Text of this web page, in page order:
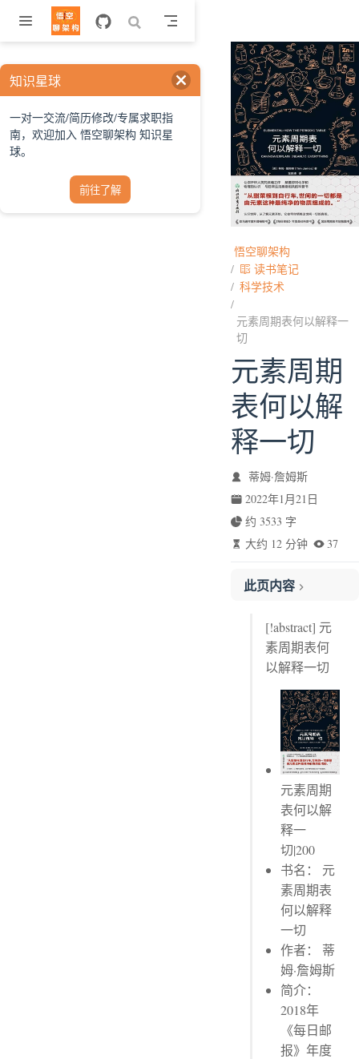
跳至主要內容
悟空聊架构
读书笔记
科学技术
元素周期表何以解释一
切
元素周期
表何以解
释一切
蒂姆·詹姆斯
2022年1月21日
约 3533 字
大约 12 分钟
37
此页内容
一闪一闪
元素周期表初登场
那些疯狂的问题
量子速成课
威力最大的炸药
化学不是个好名字
摇、鼓、滚
团结就是失败
什么是金属？
为什么金属会导电？
一个异类
另一个异类
燃烧！燃烧！
最强的酸
自私的生物
闪光的生物
夸张的元素
最毒的毒药
纪年的元素
帝国的食物
[!abstract] 元
素周期表何
以解释一切
元素周期
表何以解
释一
切|200
书名： 元
素周期表
何以解释
一切
作者： 蒂
姆·詹姆斯
简介：
2018年
《每日邮
报》年度
知识星球
一对一交流/简历修改/专属求职指
南，欢迎加入 悟空聊架构 知识星
球。
前往了解